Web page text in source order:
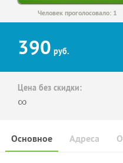
Человек проголосовало: 1
390 руб.
Цена без скидки:
∞
Основное Адреса